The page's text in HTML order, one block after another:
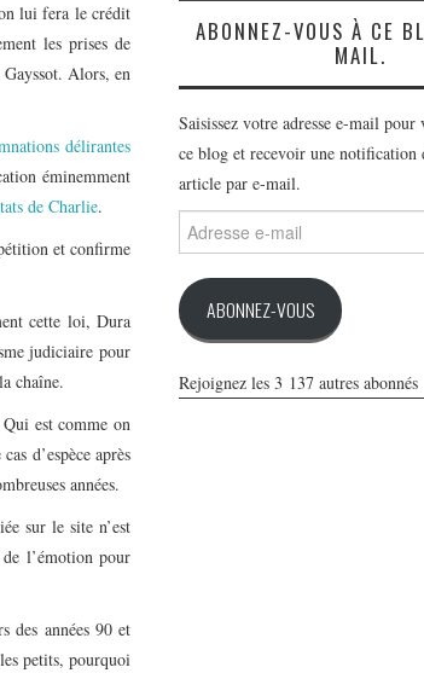
lui fera le crédit
les prises de
Alors, en
délirantes
éminemment
de Charlie.
et confirme
cette loi, Dura
judiciaire pour
chaîne.
est comme on
d’espèce après
années.
sur le site n’est
l’émotion pour
des années 90 et
petits, pourquoi
ABONNEZ-VOUS À CE
MAIL.
Saisissez votre adresse e-mail pour
ce blog et recevoir une notification
article par e-mail.
Adresse
e-
ABONNEZ-VOUS
Rejoignez les 3 137 autres abonnés